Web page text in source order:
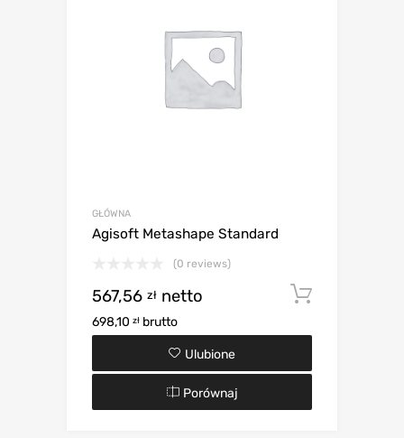
GŁÓWNA
Agisoft Metashape Standard
(0 reviews)
567,56 zł netto
698,10 zł brutto
Ulubione
Porównaj